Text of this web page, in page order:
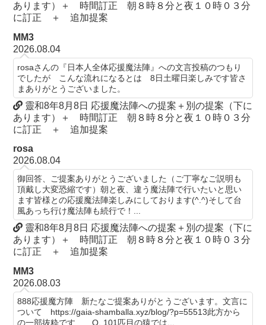
あります）＋ 時間訂正 朝８時８分と夜１０時０３分
に訂正 ＋ 追加提案
MM3
2026.08.04
rosaさんの『日本人全体応援魔法陣』への文言投稿のつもり
でしたが こんな流れになるとは 8日土曜日楽しみです皆さ
まありがとうございました。
靈和8年8月8日 応援魔法陣への提案＋別の提案（下に
あります）＋ 時間訂正 朝８時８分と夜１０時０３分
に訂正 ＋ 追加提案
rosa
2026.08.04
御回答、ご提案ありがとうございました（ご丁寧なご説明も
頂戴し大変恐縮です）朝と夜、違う魔法陣で行いたいと思い
ます皆様との応援魔法陣楽しみにしております(^.^)そして台
風あっち行け魔法陣も続行で！...
靈和8年8月8日 応援魔法陣への提案＋別の提案（下に
あります）＋ 時間訂正 朝８時８分と夜１０時０３分
に訂正 ＋ 追加提案
MM3
2026.08.03
888応援魔方陣 新たなご提案ありがとうございます。文言に
ついて https://gaia-shamballa.xyz/blog/?p=55513此方から
の一部抜粋です Q. 101匹目の猿では...